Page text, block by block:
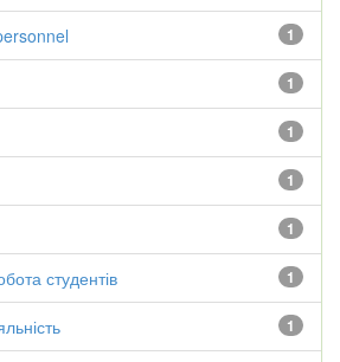
1
1
1
1
1
1
студентів
1